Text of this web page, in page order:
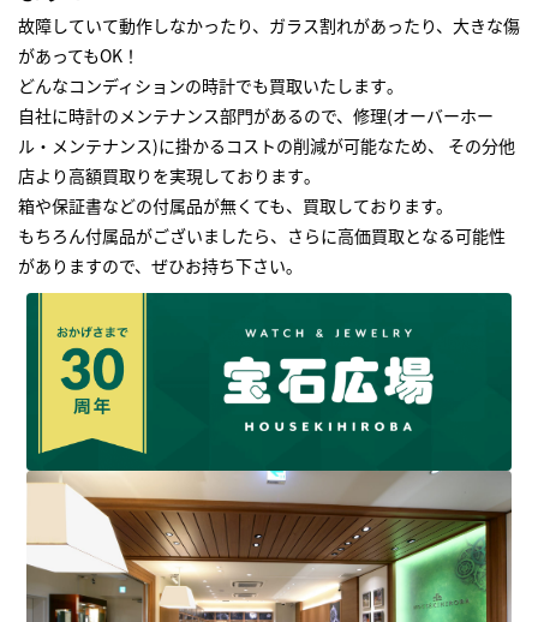
故障していて動作しなかったり、ガラス割れがあったり、大きな傷
があってもOK！
どんなコンディションの時計でも買取いたします｡
自社に時計のメンテナンス部門があるので、修理(オーバーホー
ル・メンテナンス)に掛かるコストの削減が可能なため、 その分他
店より高額買取りを実現しております｡
箱や保証書などの付属品が無くても、買取しております。
もちろん付属品がございましたら、さらに高価買取となる可能性
がありますので、ぜひお持ち下さい｡